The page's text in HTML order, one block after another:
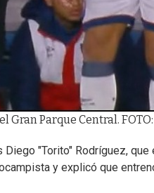
Parque Central.
"Torito" Rodríguez,
y explicó que